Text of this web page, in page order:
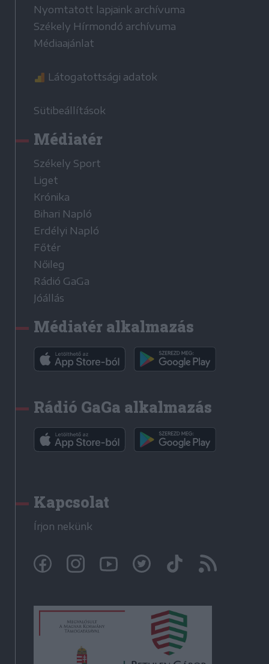
Nyomtatott lapjaink archívuma
Székely Hírmondó archívuma
Médiaajánlat
Látogatottsági adatok
Sütibeállítások
Médiatér
Székely Sport
Liget
Krónika
Bihari Napló
Erdélyi Napló
Főtér
Nőileg
Rádió GaGa
Jóállás
Médiatér alkalmazás
Rádió GaGa alkalmazás
Kapcsolat
Írjon nekünk